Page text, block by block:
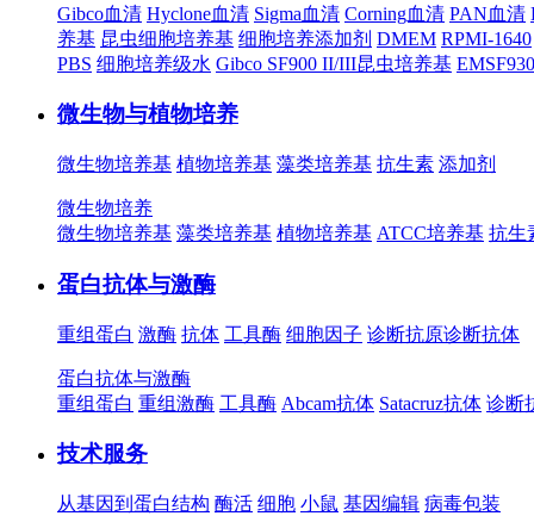
Gibco血清 Hyclone血清 Sigma血清 Corning血清 PAN血清
养基 昆虫细胞培养基 细胞培养添加剂 DMEM RPMI-1640
PBS 细胞培养级水 Gibco SF900 II/III昆虫培养基
微生物与植物培养
微生物培养基 植物培养基 藻类培养基 抗生素 添加剂
微生物培养
微生物培养基 藻类培养基 植物培养基 ATCC培养基 抗生
蛋白抗体与激酶
重组蛋白 激酶 抗体 工具酶 细胞因子 诊断抗原诊断抗体
蛋白抗体与激酶
重组蛋白 重组激酶 工具酶 Abcam抗体 Satacruz抗体 诊断
技术服务
从基因到蛋白结构 酶活 细胞 小鼠 基因编辑 病毒包装